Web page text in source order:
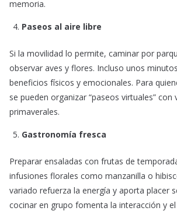
memoria.
Paseos al aire libre
Si la movilidad lo permite, caminar por
observar aves y flores. Incluso unos
beneficios físicos y emocionales. Para
se pueden organizar “paseos virtuales” con
primaverales.
Gastronomía fresca
Preparar ensaladas con frutas de
infusiones florales como manzanilla o
variado refuerza la energía y aporta placer
cocinar en grupo fomenta la interacción y